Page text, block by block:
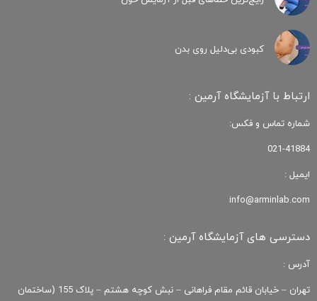
کبودی‌ بی‌دلیل روی بدن
ارتباط با آزمایشگاه آرمین :
شماره تماس و فکس:
021-41884
ایمیل :
info@arminlab.com
دسترسی های آزمایشگاه آرمین :
آدرس :
تهران – خیابان قائم مقام فراهانی – نبش کوچه هشتم – پلاک 155 (ساختمان